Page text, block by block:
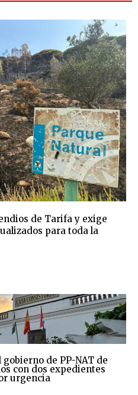
de Tarifa y exige
para toda la
gobierno de PP-NAT de
con dos expedientes
urgencia